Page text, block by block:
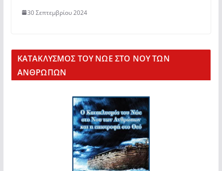
30 Σεπτεμβρίου 2024
KΑΤΑΚΛΥΣΜΟΣ ΤΟΥ ΝΩΕ ΣΤΟ ΝΟΥ ΤΩΝ
ΑΝΘΡΩΠΩΝ